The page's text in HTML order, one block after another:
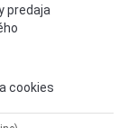
predaja
cookies